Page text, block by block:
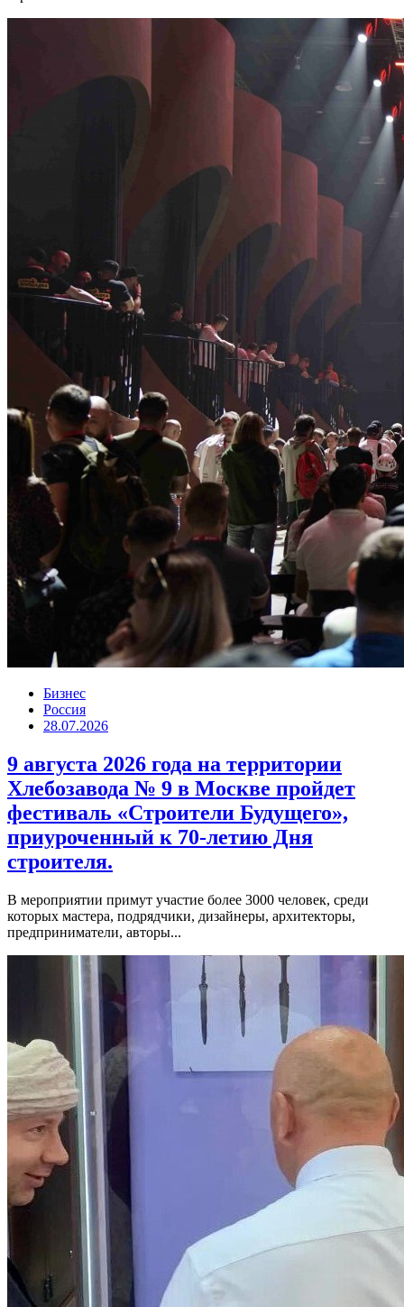
Бизнес
Россия
28.07.2026
9 августа 2026 года на территории
Хлебозавода № 9 в Москве пройдет
фестиваль «Строители Будущего»,
приуроченный к 70-летию Дня
строителя.
В мероприятии примут участие более 3000 человек, среди
которых мастера, подрядчики, дизайнеры, архитекторы,
предприниматели, авторы...